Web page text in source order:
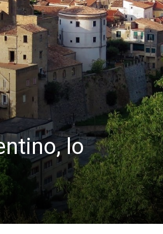
lo